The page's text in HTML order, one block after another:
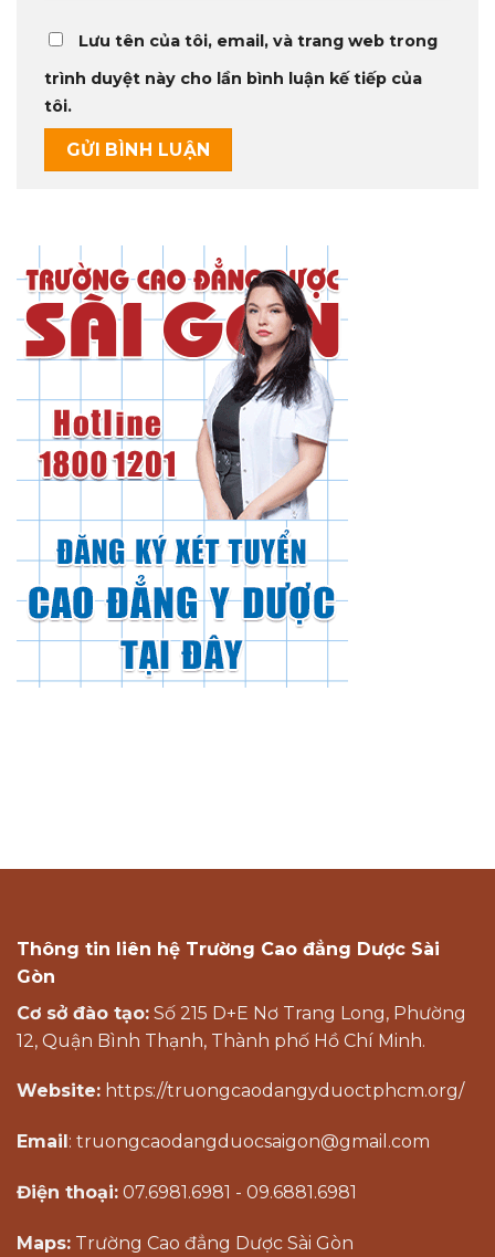
Lưu tên của tôi, email, và trang web trong
trình duyệt này cho lần bình luận kế tiếp của
tôi.
Thông tin liên hệ Trường Cao đẳng Dược Sài
Gòn
Cơ sở đào tạo: Số 215 D+E Nơ Trang Long, Phường
12, Quận Bình Thạnh, Thành phố Hồ Chí Minh.
Website: https://truongcaodangyduoctphcm.org/
Email : truongcaodangduocsaigon@gmail.com
Điện thoại: 07.6981.6981 - 09.6881.6981
Maps: Trường Cao đẳng Dược Sài Gòn